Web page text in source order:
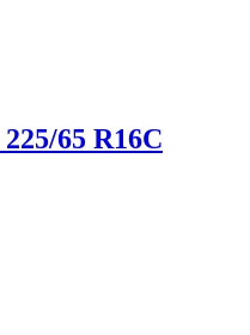
225/65 R16C